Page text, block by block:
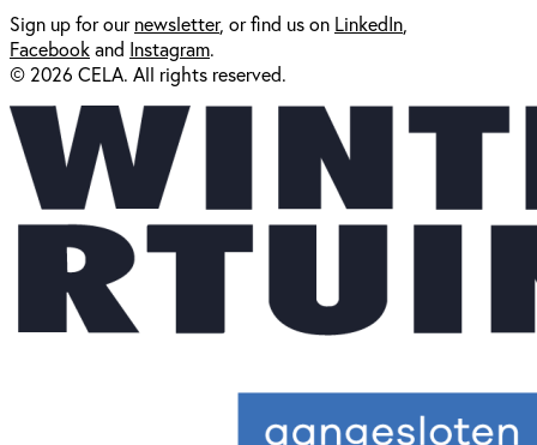
Sign up for ournewsletter, or find us on LinkedIn
Facebookand Instagram.
© 2026 CELA. All rights reserved.